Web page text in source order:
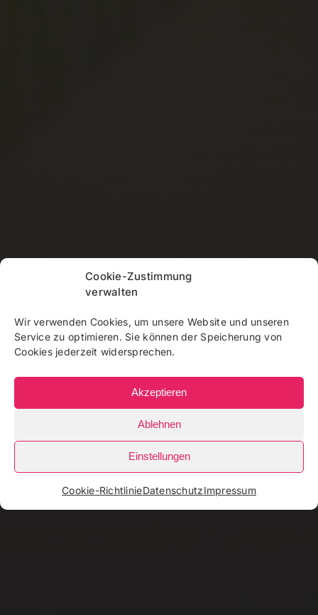
Cookie-Zustimmung
verwalten
Wir verwenden Cookies, um unsere Website und unseren
Service zu optimieren. Sie können der Speicherung von
Cookies jederzeit widersprechen.
Akzeptieren
Ablehnen
Einstellungen
Cookie-RichtlinieDatenschutzImpressum